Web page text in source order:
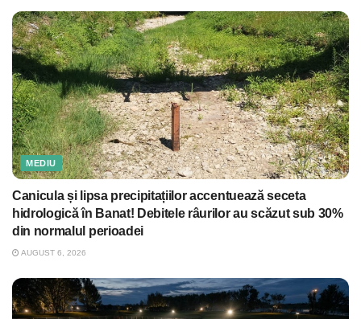
MEDIU
Canicula și lipsa precipitațiilor accentuează seceta
hidrologică în Banat! Debitele râurilor au scăzut sub 30%
din normalul perioadei
AUGUST 6, 2026